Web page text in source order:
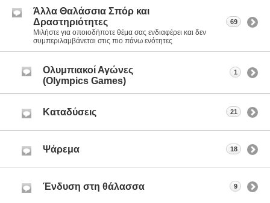
Άλλα Θαλάσσια Σπόρ και
Δραστηριότητες
Μιλήστε για οποιοδήποτε θέμα σας ενδιαφέρει και δεν
συμπεριλαμβάνεται στις πιο πάνω ενότητες
69
Ολυμπιακοί Αγώνες
(Olympics Games)
1
Καταδύσεις 21
Ψάρεμα 18
Ένδυση στη θάλασσα 9